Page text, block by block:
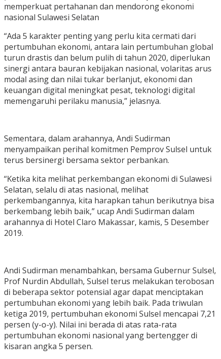
memperkuat pertahanan dan mendorong ekonomi
nasional Sulawesi Selatan
“Ada 5 karakter penting yang perlu kita cermati dari
pertumbuhan ekonomi, antara lain pertumbuhan global
turun drastis dan belum pulih di tahun 2020, diperlukan
sinergi antara bauran kebijakan nasional, volaritas arus
modal asing dan nilai tukar berlanjut, ekonomi dan
keuangan digital meningkat pesat, teknologi digital
memengaruhi perilaku manusia,” jelasnya.
Sementara, dalam arahannya, Andi Sudirman
menyampaikan perihal komitmen Pemprov Sulsel untuk
terus bersinergi bersama sektor perbankan.
“Ketika kita melihat perkembangan ekonomi di Sulawesi
Selatan, selalu di atas nasional, melihat
perkembangannya, kita harapkan tahun berikutnya bisa
berkembang lebih baik,” ucap Andi Sudirman dalam
arahannya di Hotel Claro Makassar, kamis, 5 Desember
2019.
Andi Sudirman menambahkan, bersama Gubernur Sulsel,
Prof Nurdin Abdullah, Sulsel terus melakukan terobosan
di beberapa sektor potensial agar dapat menciptakan
pertumbuhan ekonomi yang lebih baik. Pada triwulan
ketiga 2019, pertumbuhan ekonomi Sulsel mencapai 7,21
persen (y-o-y). Nilai ini berada di atas rata-rata
pertumbuhan ekonomi nasional yang bertengger di
kisaran angka 5 persen.